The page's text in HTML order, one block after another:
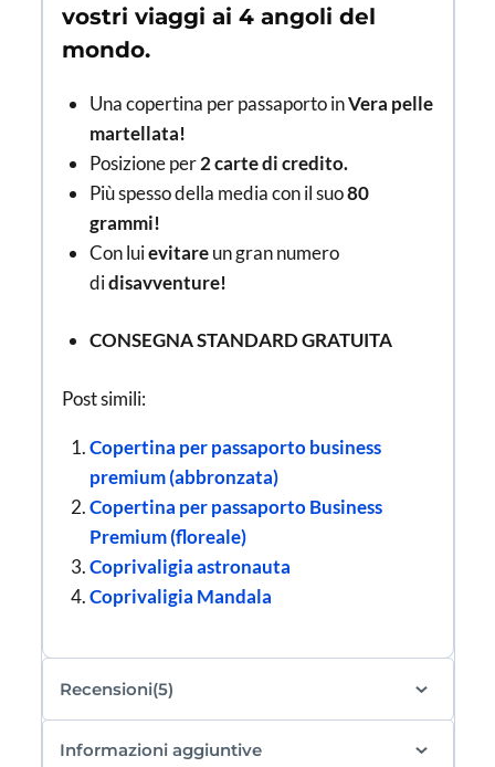
vostri viaggi ai 4 angoli del
mondo.
Una copertina per passaporto inVera pelle
martellata!
Posizione per2 carte di credito.
Più spesso della media con il suo80
grammi!
Con luievitareun gran numero
didisavventure!
CONSEGNA STANDARD GRATUITA
Post simili:
Copertina per passaporto business
premium (abbronzata)
Copertina per passaporto Business
Premium (floreale)
Coprivaligia astronauta
Coprivaligia Mandala
Recensioni(5)
Informazioni aggiuntive